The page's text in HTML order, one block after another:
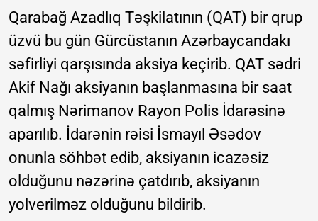
Qarabağ Azadlıq Təşkilatının (QAT) bir qrup
üzvü bu gün Gürcüstanın Azərbaycandakı
səfirliyi qarşısında aksiya keçirib. QAT sədri
Akif Nağı aksiyanın başlanmasına bir saat
qalmış Nərimanov Rayon Polis İdarəsinə
aparılıb. İdarənin rəisi İsmayıl Əsədov
onunla söhbət edib, aksiyanın icazəsiz
olduğunu nəzərinə çatdırıb, aksiyanın
yolverilməz olduğunu bildirib.